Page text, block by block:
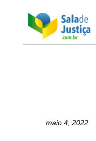
maio 4, 2022